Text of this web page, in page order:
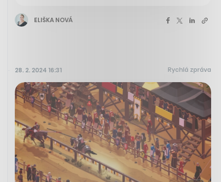
ELIŠKA NOVÁ
28. 2. 2024 16:31 Rychlá zpráva